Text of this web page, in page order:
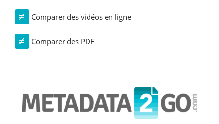
Comparer des vidéos en ligne
Comparer des PDF